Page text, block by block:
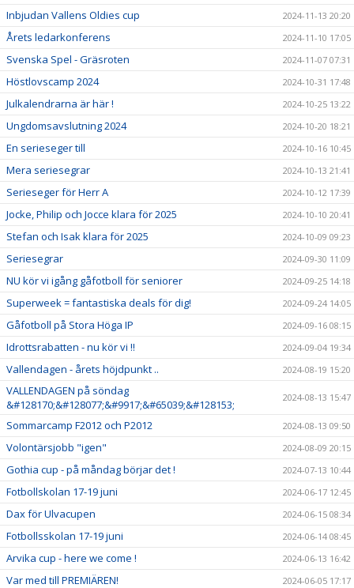
Inbjudan Vallens Oldies cup 2024-11-13 20:20
Årets ledarkonferens 2024-11-10 17:05
Svenska Spel - Gräsroten 2024-11-07 07:31
Höstlovscamp 2024 2024-10-31 17:48
Julkalendrarna är här ! 2024-10-25 13:22
Ungdomsavslutning 2024 2024-10-20 18:21
En serieseger till 2024-10-16 10:45
Mera seriesegrar 2024-10-13 21:41
Serieseger för Herr A 2024-10-12 17:39
Jocke, Philip och Jocce klara för 2025 2024-10-10 20:41
Stefan och Isak klara för 2025 2024-10-09 09:23
Seriesegrar 2024-09-30 11:09
NU kör vi igång gåfotboll för seniorer 2024-09-25 14:18
Superweek = fantastiska deals för dig! 2024-09-24 14:05
Gåfotboll på Stora Höga IP 2024-09-16 08:15
Idrottsrabatten - nu kör vi !! 2024-09-04 19:34
Vallendagen - årets höjdpunkt .. 2024-08-19 15:20
VALLENDAGEN på söndag
&#128170;&#128077;&#9917;&#65039;&#128153;
2024-08-13 15:47
Sommarcamp F2012 och P2012 2024-08-13 09:50
Volontärsjobb "igen" 2024-08-09 20:15
Gothia cup - på måndag börjar det ! 2024-07-13 10:44
Fotbollskolan 17-19 juni 2024-06-17 12:45
Dax för Ulvacupen 2024-06-15 08:34
Fotbollsskolan 17-19 juni 2024-06-14 08:45
Arvika cup - here we come ! 2024-06-13 16:42
Var med till PREMIÄREN! 2024-06-05 17:17